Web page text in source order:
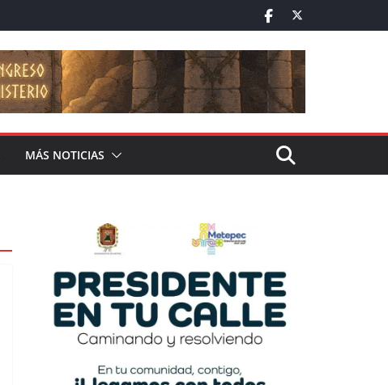
MÁS NOTICIAS